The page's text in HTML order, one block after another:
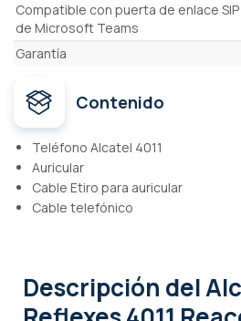
Compatible con puerta de enlace SIP
de Microsoft Teams
Garantía
Contenido
Teléfono Alcatel 4011
Auricular
Cable Etiro para auricular
Cable telefónico
Descripción del